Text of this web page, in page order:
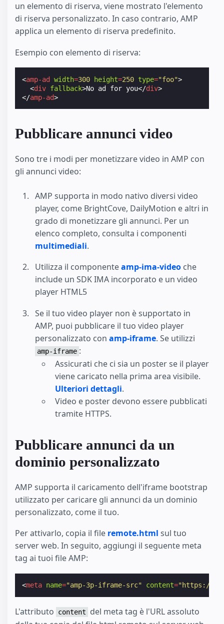
un elemento di riserva, viene mostrato l'elemento
di riserva personalizzato. In caso contrario, AMP
applica un elemento di riserva predefinito.
Esempio con elemento di riserva:
<amp-ad width=300 height=250 type="foo">
<div fallback>No ad for you</div>
</amp-ad>
Pubblicare annunci video
Sono tre i modi per monetizzare video in AMP con
gli annunci video:
AMP supporta in modo nativo diversi video
player, come BrightCove, DailyMotion e altri in
grado di monetizzare gli annunci. Per un
elenco completo, consulta i componenti
multimediali.
Utilizza il componenteamp-ima-video che
include un SDK IMA incorporato e un video
player HTML5
Se il tuo video player non è supportato in
AMP, puoi pubblicare il tuo video player
personalizzato con amp-iframe. Se utilizzi
amp-iframe :
Assicurati che ci sia un poster se il player
viene caricato nella prima area visibile.
Ulteriori dettagli.
Video e poster devono essere pubblicati
tramite HTTPS.
Pubblicare annunci da un
dominio personalizzato
AMP supporta il caricamento dell'iframe bootstrap
utilizzato per caricare gli annunci da un dominio
personalizzato, come il tuo.
Per attivarlo, copia il file remote.html sul tuo
server web. In seguito, aggiungi il seguente meta
tag ai tuoi file AMP:
<meta name="amp-3p-iframe-src" content="https://
L'attributo content
del meta tag è l'URL assoluto